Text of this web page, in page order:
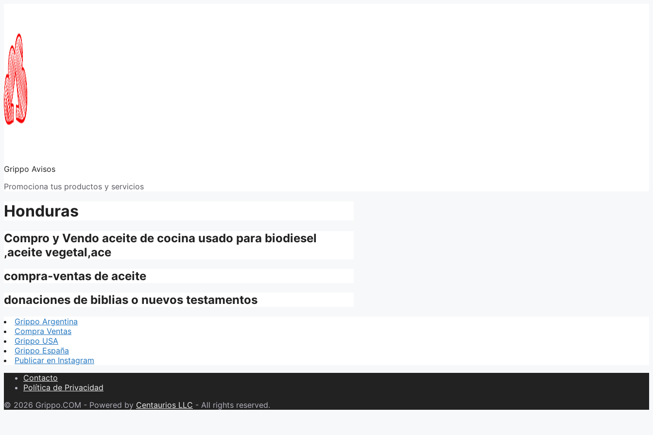
Grippo Avisos
Promociona tus productos y servicios
Honduras
Compro y Vendo aceite de cocina usado para biodiesel
,aceite vegetal,ace
compra-ventas de aceite
donaciones de biblias o nuevos testamentos
Grippo Argentina
Compra Ventas
Grippo USA
Grippo España
Publicar en Instagram
Contacto
Política de Privacidad
© 2026 Grippo.COM - Powered by Centaurios LLC - All rights reserved.